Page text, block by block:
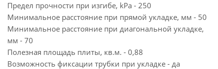
Предел прочности при изгибе, kPa - 250
Минимальное расстояние при прямой укладке, мм - 50
Минимальное расстояние при диагональной укладке,
мм - 70
Полезная площадь плиты, кв.м. - 0,88
Возможность фиксации трубки при укладке - да